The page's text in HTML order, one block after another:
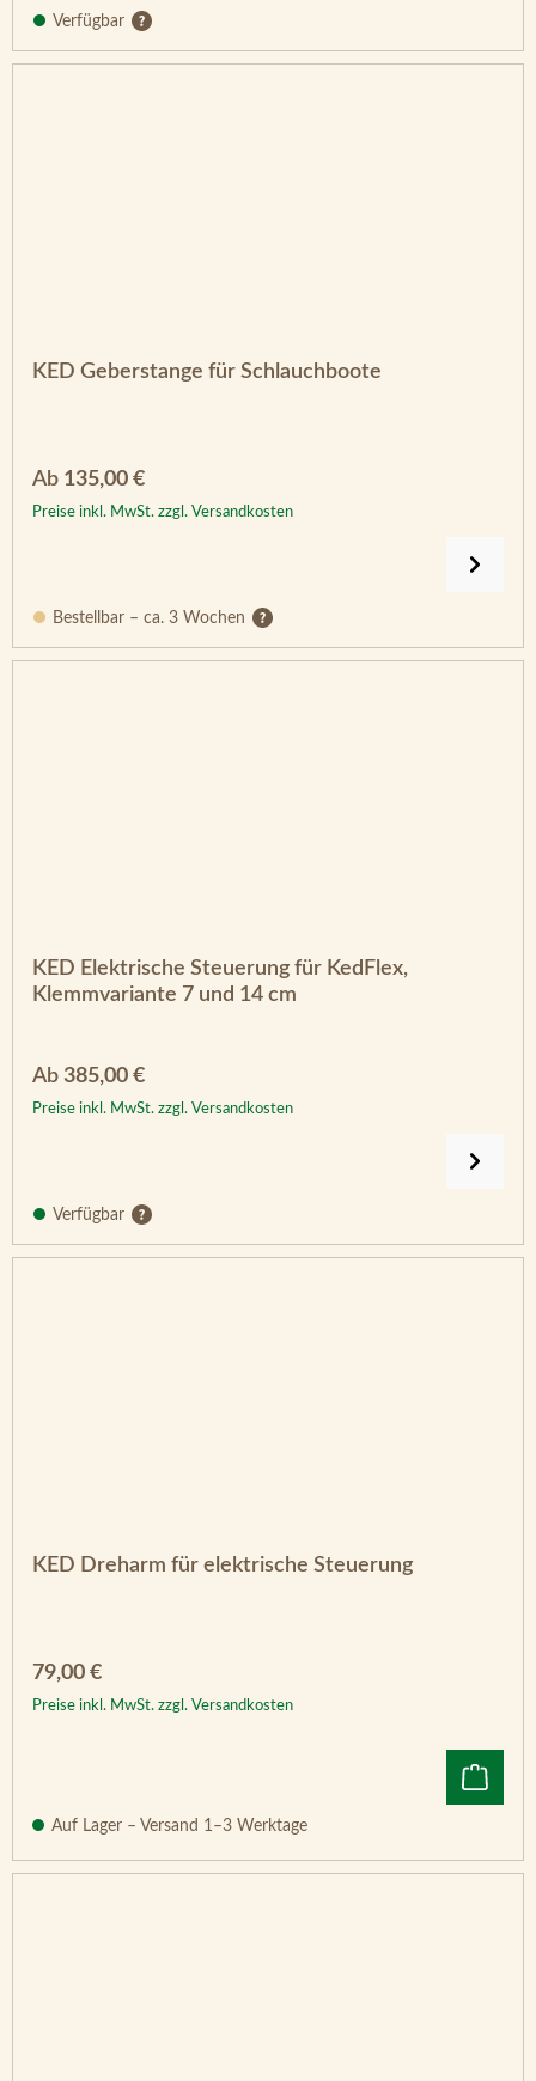
Verfügbar
KED Geberstange für Schlauchboote
Regulärer Preis:
Ab 135,00 €
Preise inkl. MwSt. zzgl. Versandkosten
Bestellbar – ca. 3 Wochen
KED Elektrische Steuerung für KedFlex,
Klemmvariante 7 und 14 cm
Regulärer Preis:
Ab 385,00 €
Preise inkl. MwSt. zzgl. Versandkosten
Verfügbar
KED Dreharm für elektrische Steuerung
Regulärer Preis:
79,00 €
Preise inkl. MwSt. zzgl. Versandkosten
Auf Lager – Versand 1–3 Werktage